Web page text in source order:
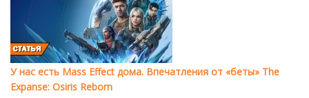
У нас есть Mass Effect дома. Впечатления от «беты» The
Expanse: Osiris Reborn